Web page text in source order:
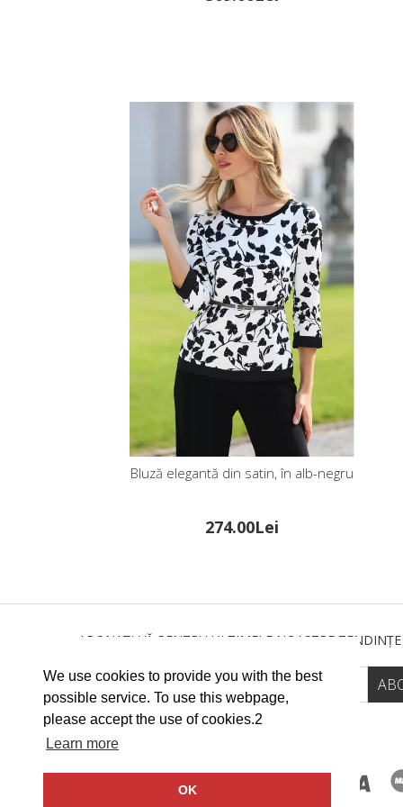
We use cookies to provide you with the best
possible service. To use this webpage,
please accept the use of cookies.2
Learn more
OK
Bluză elegantă din satin, în alb-negru
274.00Lei
ABONAȚI-VĂ PENTRU ULTIMELE NOASTRE TENDINȚE